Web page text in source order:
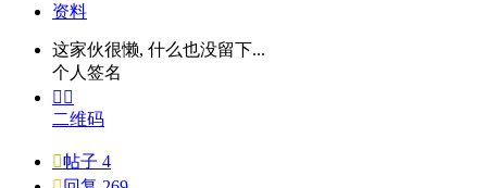
资料
这家伙很懒, 什么也没留下...
个人签名
 
二维码
帖子 4